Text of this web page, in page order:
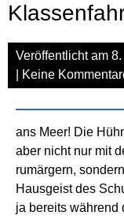
Veröffentlicht am 8.
Keine
ans Meer! Die
aber nicht nur mit
rumärgern,
Hausgeist des
ja bereits während